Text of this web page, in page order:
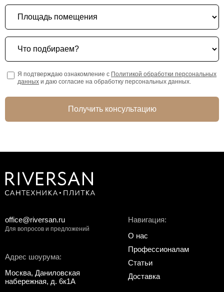
Площадь помещения
Что подбираем?
Я подтверждаю ознакомление с Политикой обработки персональных
данных и даю согласие на обработку персональных данных.
Получить консультацию
Адрес шоурума:
Москва, Даниловская
набережная, д. 6к1А
Навигация:
О нас
Профессионалам
Статьи
Доставка
office@riversan.ru
Для вопросов и предложений